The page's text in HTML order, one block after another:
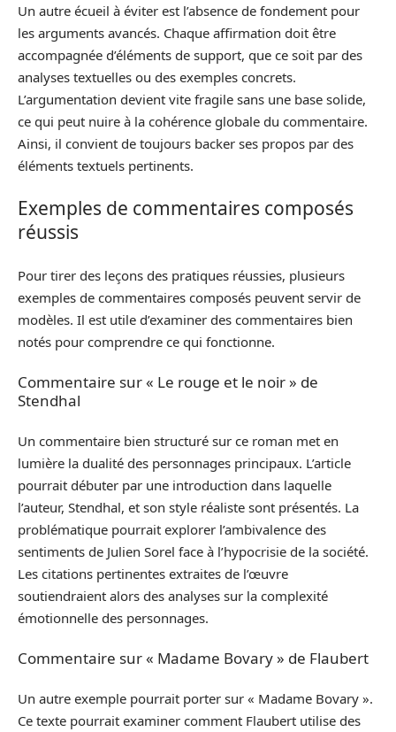
Un autre écueil à éviter est l’absence de fondement pour
les arguments avancés. Chaque affirmation doit être
accompagnée d’éléments de support, que ce soit par des
analyses textuelles ou des exemples concrets.
L’argumentation devient vite fragile sans une base solide,
ce qui peut nuire à la cohérence globale du commentaire.
Ainsi, il convient de toujours backer ses propos par des
éléments textuels pertinents.
Exemples de commentaires composés
réussis
Pour tirer des leçons des pratiques réussies, plusieurs
exemples de commentaires composés peuvent servir de
modèles. Il est utile d’examiner des commentaires bien
notés pour comprendre ce qui fonctionne.
Commentaire sur « Le rouge et le noir » de
Stendhal
Un commentaire bien structuré sur ce roman met en
lumière la dualité des personnages principaux. L’article
pourrait débuter par une introduction dans laquelle
l’auteur, Stendhal, et son style réaliste sont présentés. La
problématique pourrait explorer l’ambivalence des
sentiments de Julien Sorel face à l’hypocrisie de la société.
Les citations pertinentes extraites de l’œuvre
soutiendraient alors des analyses sur la complexité
émotionnelle des personnages.
Commentaire sur « Madame Bovary » de Flaubert
Un autre exemple pourrait porter sur « Madame Bovary ».
Ce texte pourrait examiner comment Flaubert utilise des